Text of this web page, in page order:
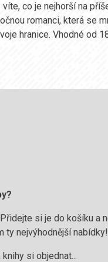
co je nejhorší na
romanci, která se
hranice. Vhodné od
si je do košíku a
ty nejvýhodnější nabídky!
si objednat...